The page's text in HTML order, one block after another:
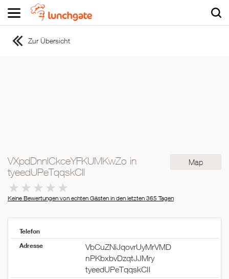
ZUR STARTSEITE
Mexikanisch
Zur Übersicht
Map
VXpdDnnlCkceYFKUMKwZo in
tyeedUPeTqqskCIl
Keine Bewertungen von echten Gästen in den letzten 365 Tagen
Telefon
Adresse
VbCuZNiJqovrUyMrVMD
nPKbxbvDzqtJJMry
tyeedUPeTqqskCIl